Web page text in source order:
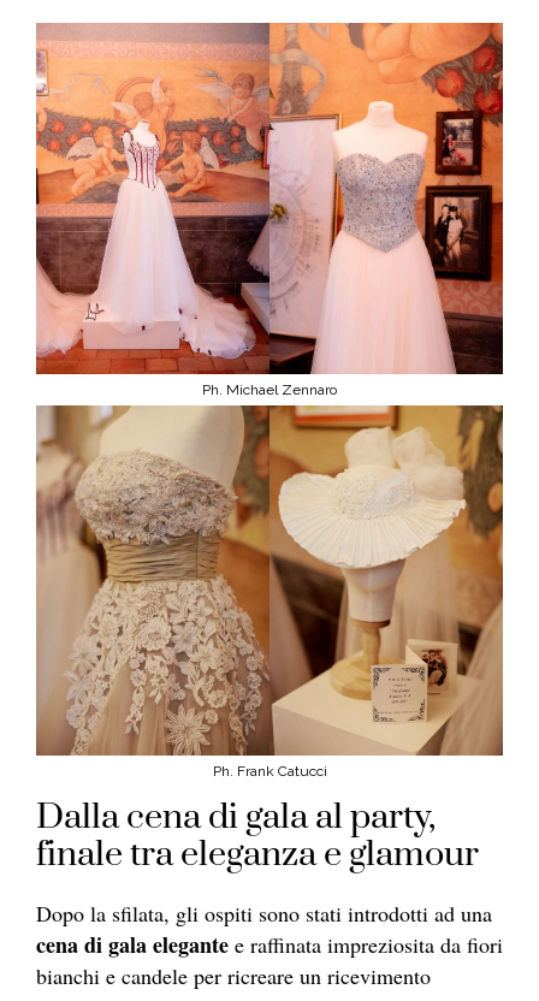
Ph. Michael Zennaro
Ph. Frank Catucci
Dalla cena di gala al party,
finale tra eleganza e glamour
Dopo la sfilata, gli ospiti sono stati introdotti ad una
cena di gala elegante e raffinata impreziosita da fiori
bianchi e candele per ricreare un ricevimento